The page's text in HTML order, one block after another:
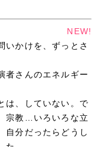
NEW!
いかけを、ずっとさ
者さんのエネルギー
は、していない。で
宗教…いろいろな立
自分だったらどうし